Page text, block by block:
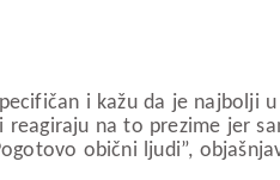
i kažu da je
reagiraju na to prezime jer
obični ljudi”,